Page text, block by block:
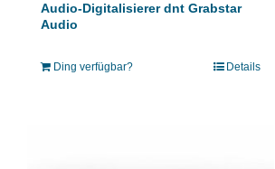
Audio-Digitalisierer dnt Grabstar
Audio
Ding verfügbar? Details